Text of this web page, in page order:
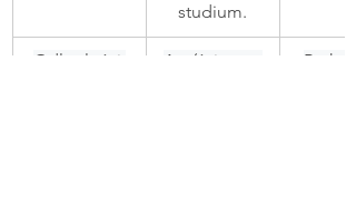
studium.
Odległości
4m (ściana z
Brak